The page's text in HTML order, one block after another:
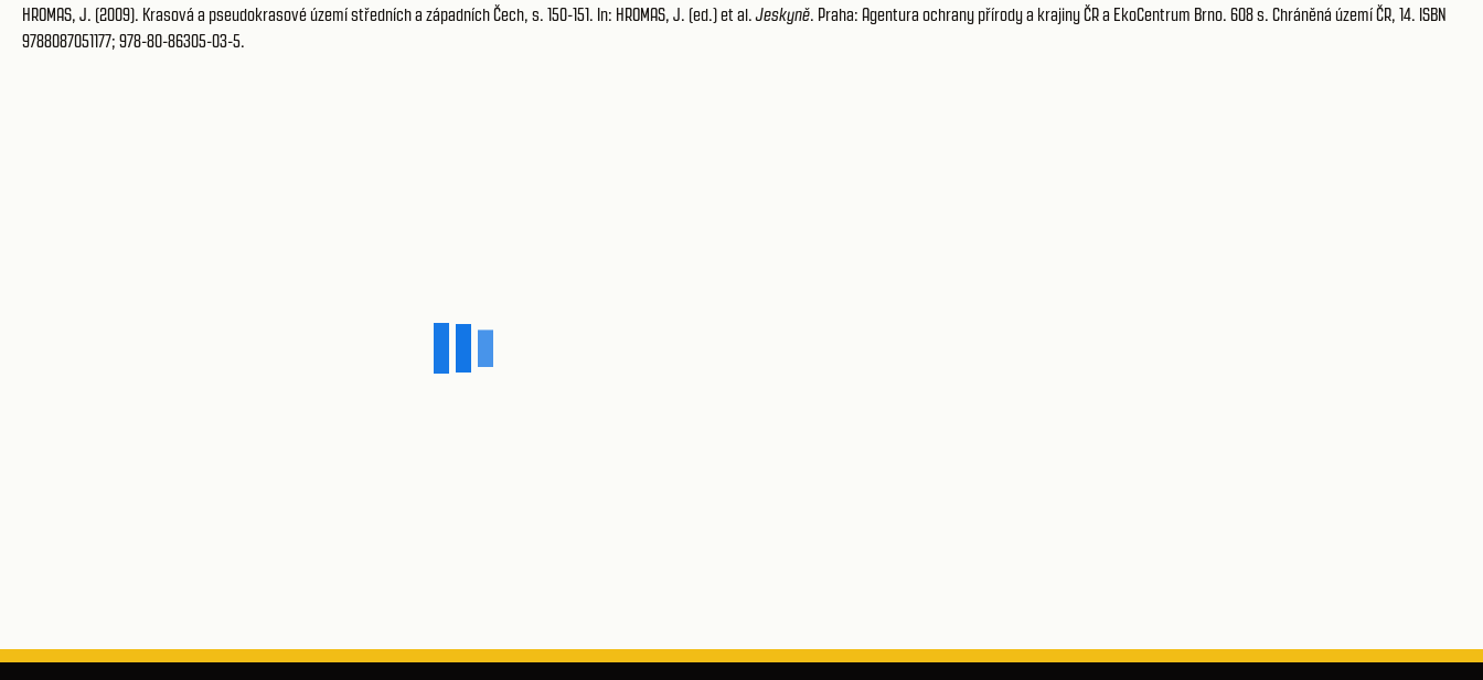
HROMAS, J. (2009). Krasová a pseudokrasové území středních a západních Čech, s. 150-151. In: HROMAS, J. (ed.) et al.Jeskyně. Praha: Agentura ochrany přírody a krajiny ČR a EkoCentrum Brno. 608 s. Chráněná území ČR, 14. ISBN
9788087051177; 978-80-86305-03-5.